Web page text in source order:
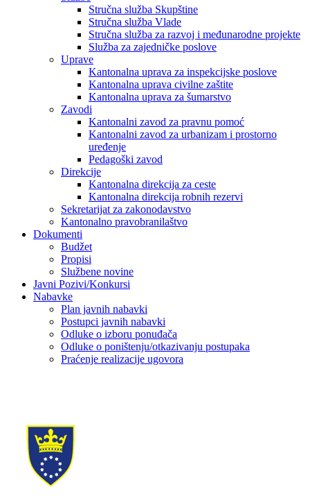
Stručna služba Skupštine
Stručna služba Vlade
Stručna služba za razvoj i međunarodne projekte
Služba za zajedničke poslove
Uprave
Kantonalna uprava za inspekcijske poslove
Kantonalna uprava civilne zaštite
Kantonalna uprava za šumarstvo
Zavodi
Kantonalni zavod za pravnu pomoć
Kantonalni zavod za urbanizam i prostorno
uređenje
Pedagoški zavod
Direkcije
Kantonalna direkcija za ceste
Kantonalna direkcija robnih rezervi
Sekretarijat za zakonodavstvo
Kantonalno pravobranilaštvo
Dokumenti
Budžet
Propisi
Službene novine
Javni Pozivi/Konkursi
Nabavke
Plan javnih nabavki
Postupci javnih nabavki
Odluke o izboru ponuđača
Odluke o poništenju/otkazivanju postupaka
Praćenje realizacije ugovora